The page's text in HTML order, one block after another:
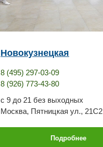
Новокузнецкая
8 (495) 297-03-09
8 (926) 773-43-80
с 9 до 21 без выходных
Москва, Пятницкая ул., 21С2
Подробнее